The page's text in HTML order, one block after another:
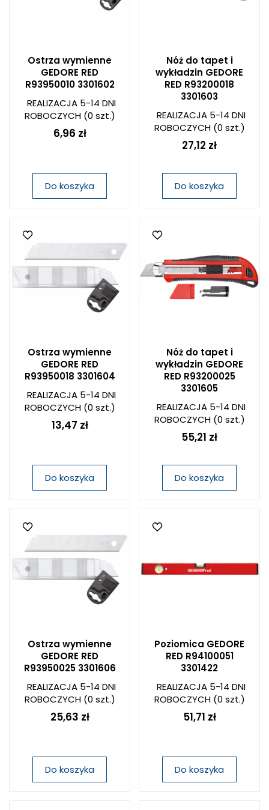
Ostrza wymienne
GEDORE RED
R93950010 3301602
REALIZACJA 5-14 DNI
ROBOCZYCH(0 szt.)
6,96 zł
Do koszyka
Nóż do tapet i
wykładzin GEDORE
RED R93200018
3301603
REALIZACJA 5-14 DNI
ROBOCZYCH(0 szt.)
27,12 zł
Do koszyka
Ostrza wymienne
GEDORE RED
R93950018 3301604
REALIZACJA 5-14 DNI
ROBOCZYCH(0 szt.)
13,47 zł
Do koszyka
Nóż do tapet i
wykładzin GEDORE
RED R93200025
3301605
REALIZACJA 5-14 DNI
ROBOCZYCH(0 szt.)
55,21 zł
Do koszyka
Ostrza wymienne
GEDORE RED
R93950025 3301606
REALIZACJA 5-14 DNI
ROBOCZYCH(0 szt.)
25,63 zł
Do koszyka
Poziomica GEDORE
RED R94100051
3301422
REALIZACJA 5-14 DNI
ROBOCZYCH(0 szt.)
51,71 zł
Do koszyka